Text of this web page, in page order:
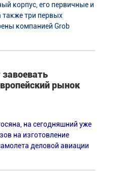
корпус, его первичные и
также три первых
компанией Grob
завоевать
рынок
на сегодняшний уже
на изготовление
деловой авиации